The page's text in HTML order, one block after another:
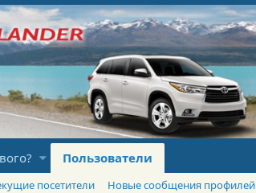
Пользователи
посетители Новые сообщения профилей